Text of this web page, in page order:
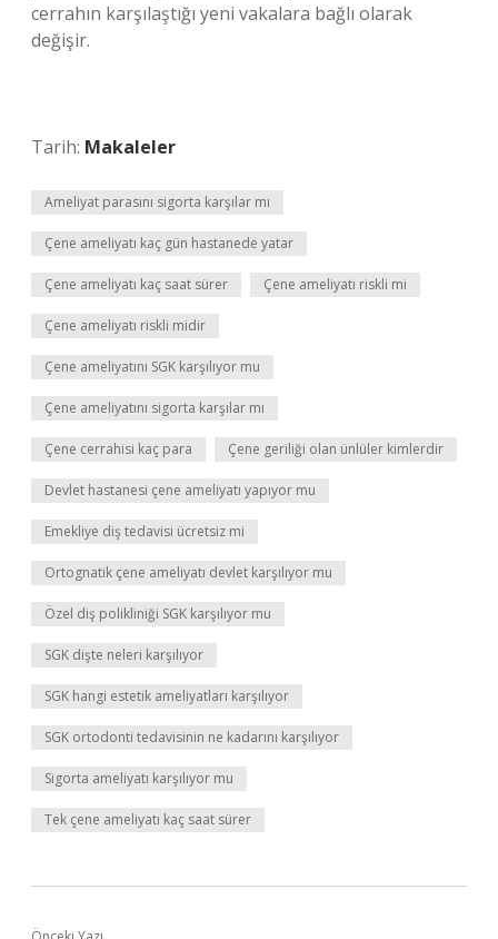
cerrahın karşılaştığı yeni vakalara bağlı olarak
değişir.
Tarih: Makaleler
Ameliyat parasını sigorta karşılar mı
Çene ameliyatı kaç gün hastanede yatar
Çene ameliyatı kaç saat sürer Çene ameliyatı riskli mi
Çene ameliyatı riskli midir
Çene ameliyatını SGK karşılıyor mu
Çene ameliyatını sigorta karşılar mı
Çene cerrahisi kaç para Çene geriliği olan ünlüler kimlerdir
Devlet hastanesi çene ameliyatı yapıyor mu
Emekliye diş tedavisi ücretsiz mi
Ortognatik çene ameliyatı devlet karşılıyor mu
Özel diş polikliniği SGK karşılıyor mu
SGK dişte neleri karşılıyor
SGK hangi estetik ameliyatları karşılıyor
SGK ortodonti tedavisinin ne kadarını karşılıyor
Sigorta ameliyatı karşılıyor mu
Tek çene ameliyatı kaç saat sürer